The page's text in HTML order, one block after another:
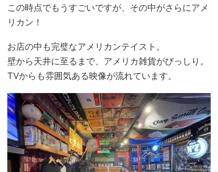
この時点でもうすごいですが、その中がさらにアメ
リカン！
お店の中も完璧なアメリカンテイスト。
壁から天井に至るまで、アメリカ雑貨がびっしり。
TVからも雰囲気ある映像が流れています。